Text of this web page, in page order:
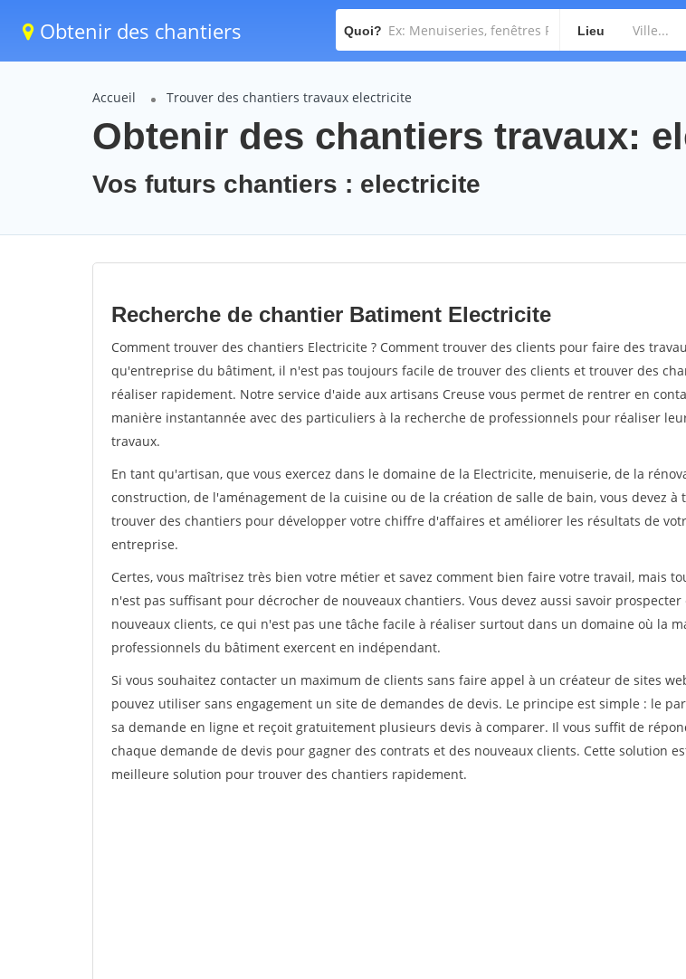
Obtenir des chantiers Quoi? Lieu
Accueil Trouver des chantiers travaux electricite
Obtenir des chantiers travaux:
Vos futurs chantiers : electricite
Recherche de chantier Batiment Electricite
Comment trouver des chantiers Electricite ? Comment trouver des clients pour faire des
qu'entreprise du bâtiment, il n'est pas toujours facile de trouver des clients et trouver des
réaliser rapidement. Notre service d'aide aux artisans Creuse vous permet de rentrer en
manière instantannée avec des particuliers à la recherche de professionnels pour réaliser
travaux.
En tant qu'artisan, que vous exercez dans le domaine de la Electricite, menuiserie, de la
construction, de l'aménagement de la cuisine ou de la création de salle de bain, vous devez à
trouver des chantiers pour développer votre chiffre d'affaires et améliorer les résultats de
entreprise.
Certes, vous maîtrisez très bien votre métier et savez comment bien faire votre travail, mais
n'est pas suffisant pour décrocher de nouveaux chantiers. Vous devez aussi savoir prospecter
nouveaux clients, ce qui n'est pas une tâche facile à réaliser surtout dans un domaine où la
professionnels du bâtiment exercent en indépendant.
Si vous souhaitez contacter un maximum de clients sans faire appel à un créateur de sites
pouvez utiliser sans engagement un site de demandes de devis. Le principe est simple : le
sa demande en ligne et reçoit gratuitement plusieurs devis à comparer. Il vous suffit de
chaque demande de devis pour gagner des contrats et des nouveaux clients. Cette solution
meilleure solution pour trouver des chantiers rapidement.